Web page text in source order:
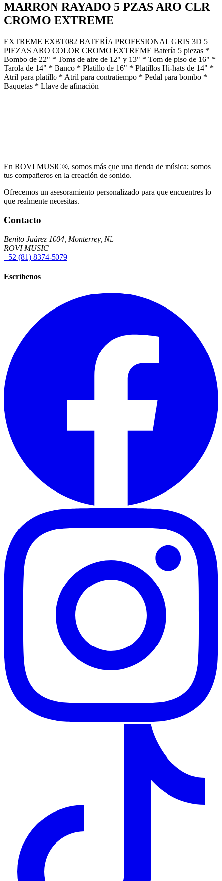
MARRON RAYADO 5 PZAS ARO CLR
CROMO EXTREME
EXTREME EXBT082 BATERÍA PROFESIONAL GRIS 3D 5
PIEZAS ARO COLOR CROMO EXTREME Batería 5 piezas *
Bombo de 22" * Toms de aire de 12" y 13" * Tom de piso de 16" *
Tarola de 14" * Banco * Platillo de 16" * Platillos Hi-hats de 14" *
Atril para platillo * Atril para contratiempo * Pedal para bombo *
Baquetas * Llave de afinación
En ROVI MUSIC®, somos más que una tienda de música; somos
tus compañeros en la creación de sonido.
Ofrecemos un asesoramiento personalizado para que encuentres lo
que realmente necesitas.
Contacto
Benito Juárez 1004, Monterrey, NL
ROVI MUSIC
+52 (81) 8374-5079
Escríbenos